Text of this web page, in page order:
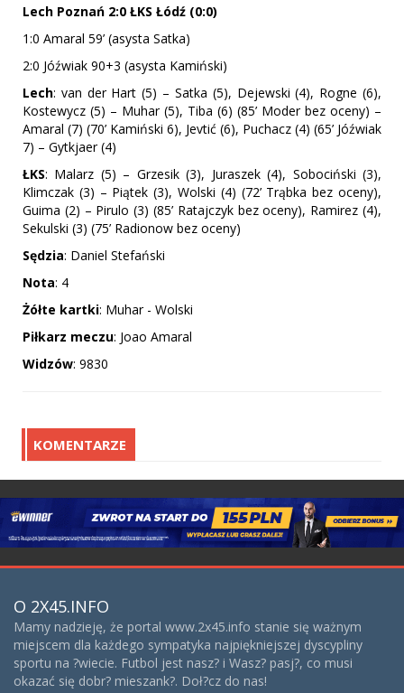
Lech Poznań 2:0 ŁKS Łódź (0:0)
1:0 Amaral 59’ (asysta Satka)
2:0 Jóźwiak 90+3 (asysta Kamiński)
Lech: van der Hart (5) – Satka (5), Dejewski (4), Rogne (6),
Kostewycz (5) – Muhar (5), Tiba (6) (85’ Moder bez oceny) –
Amaral (7) (70’ Kamiński 6), Jevtić (6), Puchacz (4) (65’ Jóźwiak
7) – Gytkjaer (4)
ŁKS: Malarz (5) – Grzesik (3), Juraszek (4), Sobociński (3),
Klimczak (3) – Piątek (3), Wolski (4) (72’ Trąbka bez oceny),
Guima (2) – Pirulo (3) (85’ Ratajczyk bez oceny), Ramirez (4),
Sekulski (3) (75’ Radionow bez oceny)
Sędzia: Daniel Stefański
Nota: 4
Żółte kartki: Muhar - Wolski
Piłkarz meczu: Joao Amaral
Widzów: 9830
KOMENTARZE
O 2X45.INFO
Mamy nadzieję, że portal www.2x45.info stanie się ważnym
miejscem dla każdego sympatyka najpiękniejszej dyscypliny
sportu na ?wiecie. Futbol jest nasz? i Wasz? pasj?, co musi
okazać się dobr? mieszank?. Doł?cz do nas!